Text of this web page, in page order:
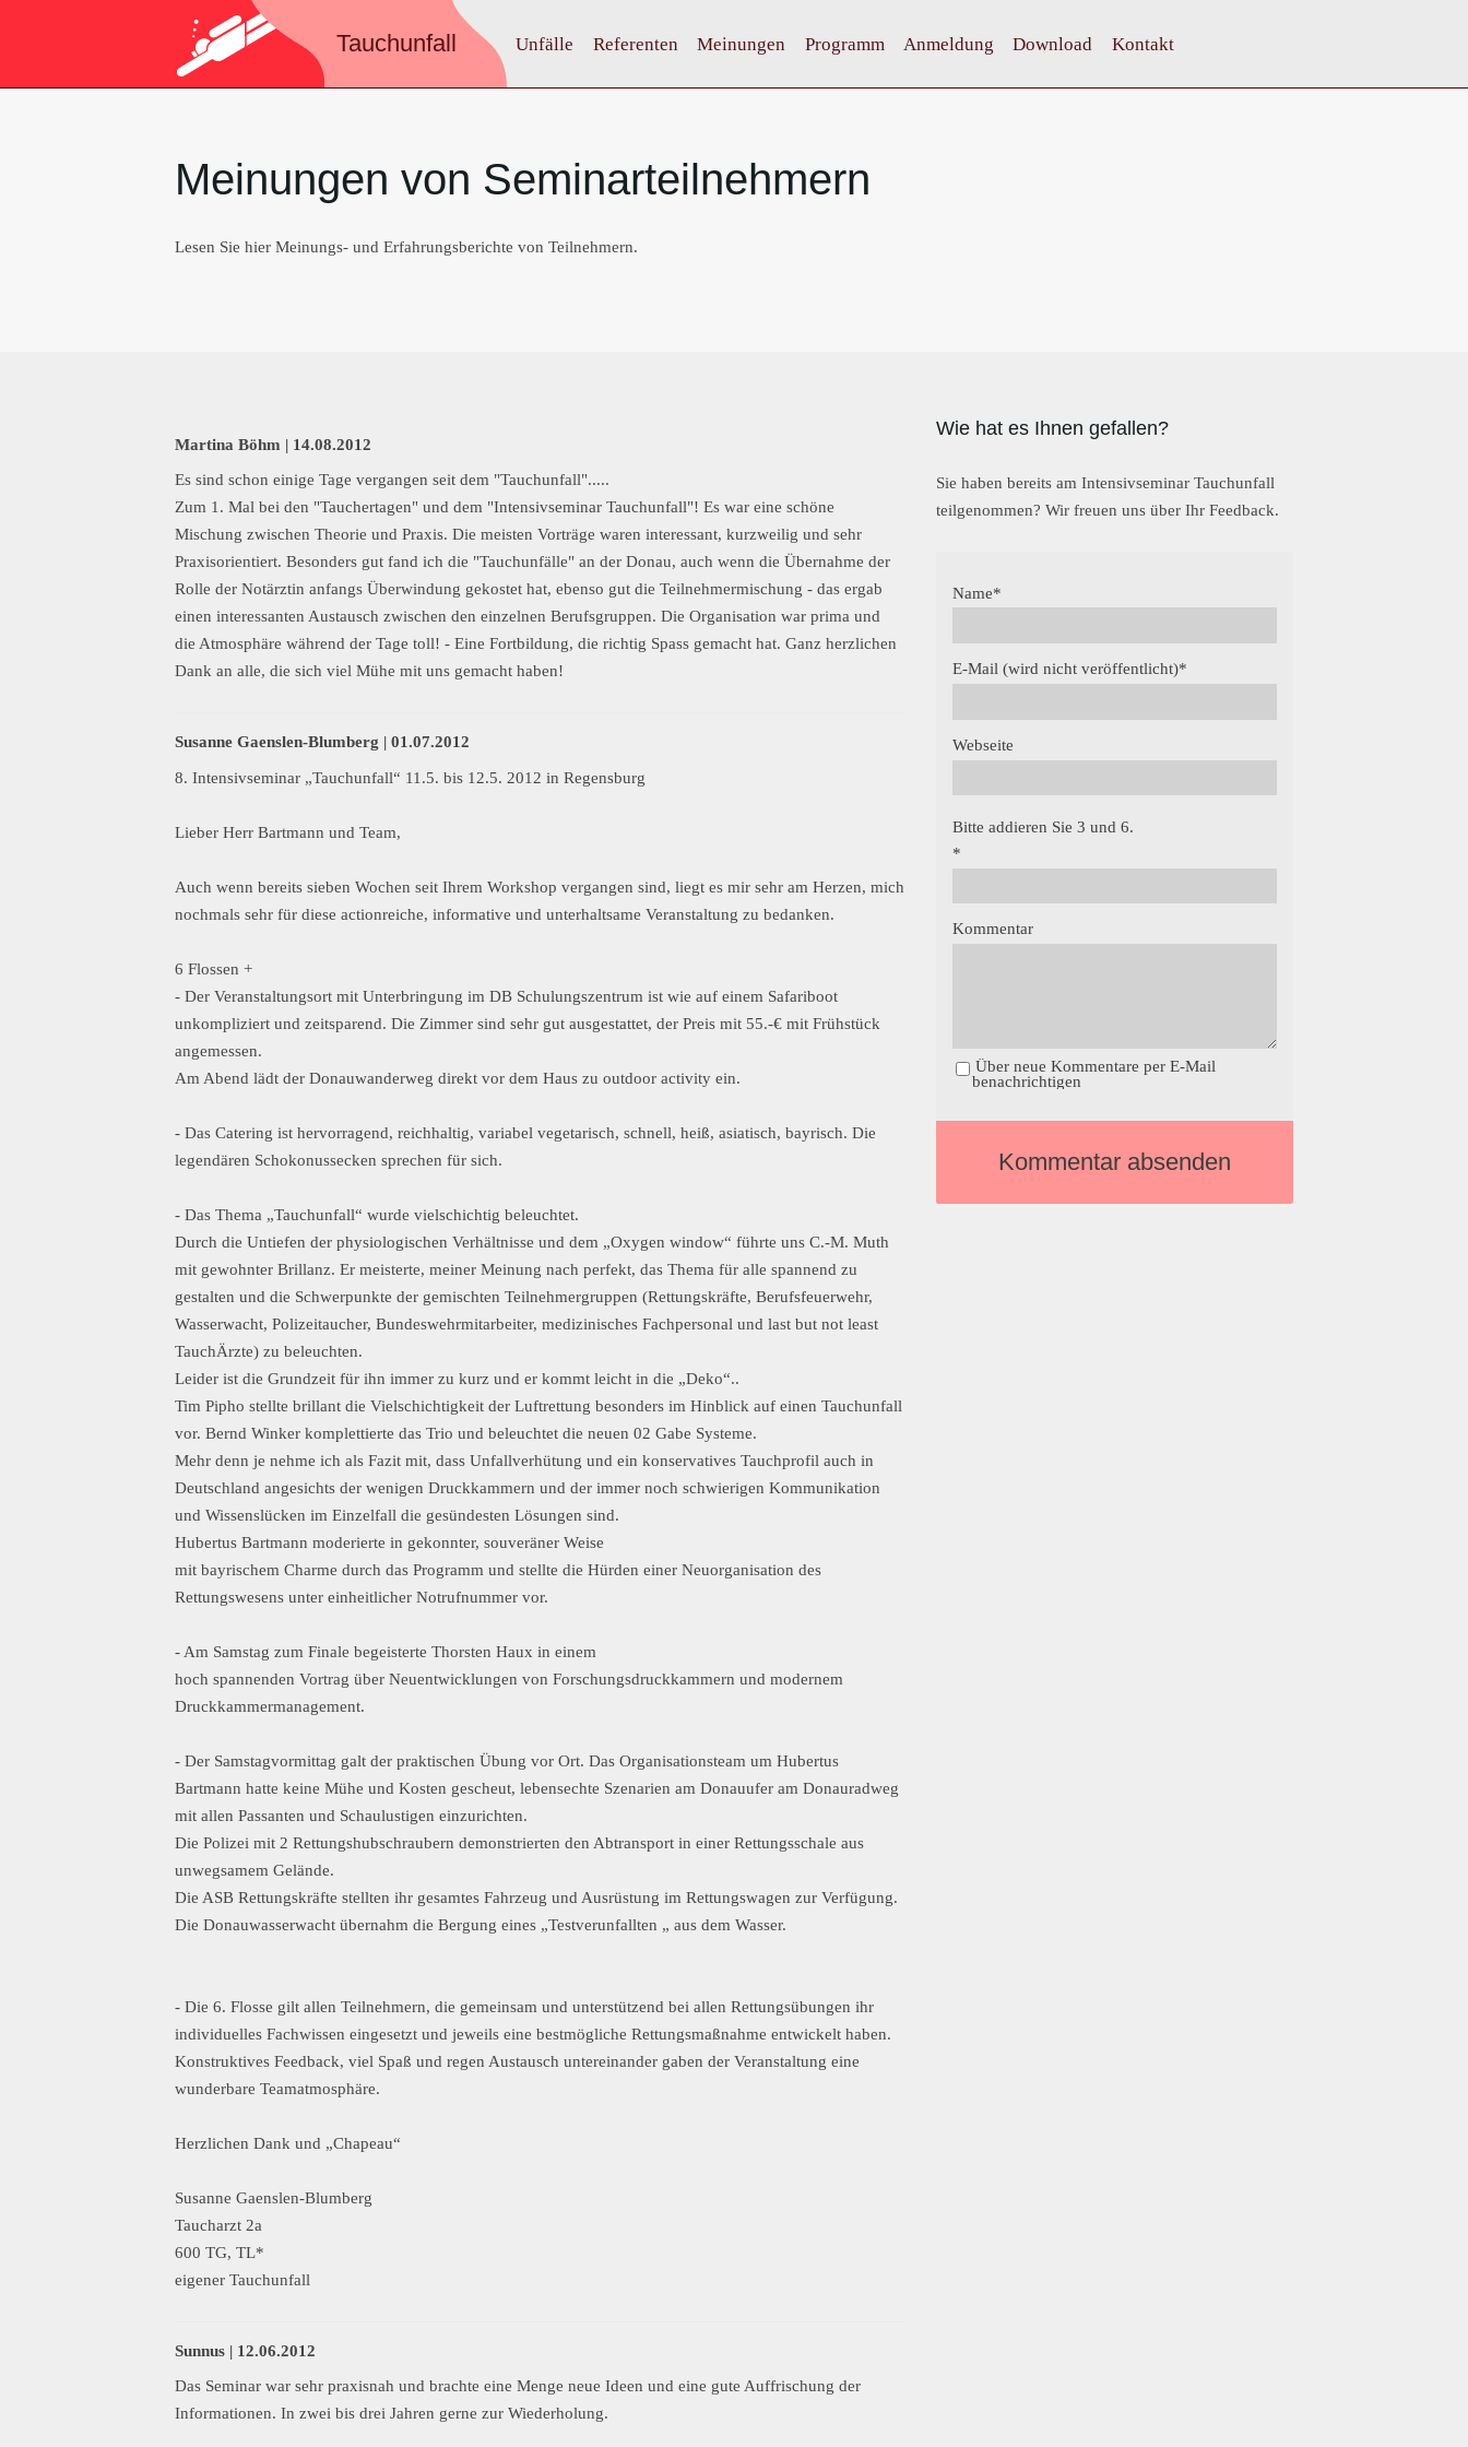
Tauchunfall Unfälle Referenten Meinungen Programm Anmeldung Download Kontakt
Meinungen von Seminarteilnehmern
Lesen Sie hier Meinungs- und Erfahrungsberichte von Teilnehmern.
Martina Böhm | 14.08.2012
Es sind schon einige Tage vergangen seit dem "Tauchunfall".....
Zum 1. Mal bei den "Tauchertagen" und dem "Intensivseminar Tauchunfall"! Es war eine schöne
Mischung zwischen Theorie und Praxis. Die meisten Vorträge waren interessant, kurzweilig und sehr
Praxisorientiert. Besonders gut fand ich die "Tauchunfälle" an der Donau, auch wenn die Übernahme der
Rolle der Notärztin anfangs Überwindung gekostet hat, ebenso gut die Teilnehmermischung - das ergab
einen interessanten Austausch zwischen den einzelnen Berufsgruppen. Die Organisation war prima und
die Atmosphäre während der Tage toll! - Eine Fortbildung, die richtig Spass gemacht hat. Ganz herzlichen
Dank an alle, die sich viel Mühe mit uns gemacht haben!
Susanne Gaenslen-Blumberg | 01.07.2012
8. Intensivseminar „Tauchunfall“ 11.5. bis 12.5. 2012 in Regensburg
Lieber Herr Bartmann und Team,
Auch wenn bereits sieben Wochen seit Ihrem Workshop vergangen sind, liegt es mir sehr am Herzen, mich
nochmals sehr für diese actionreiche, informative und unterhaltsame Veranstaltung zu bedanken.
6 Flossen +
- Der Veranstaltungsort mit Unterbringung im DB Schulungszentrum ist wie auf einem Safariboot
unkompliziert und zeitsparend. Die Zimmer sind sehr gut ausgestattet, der Preis mit 55.-€ mit Frühstück
angemessen.
Am Abend lädt der Donauwanderweg direkt vor dem Haus zu outdoor activity ein.
- Das Catering ist hervorragend, reichhaltig, variabel vegetarisch, schnell, heiß, asiatisch, bayrisch. Die
legendären Schokonussecken sprechen für sich.
- Das Thema „Tauchunfall“ wurde vielschichtig beleuchtet.
Durch die Untiefen der physiologischen Verhältnisse und dem „Oxygen window“ führte uns C.-M. Muth
mit gewohnter Brillanz. Er meisterte, meiner Meinung nach perfekt, das Thema für alle spannend zu
gestalten und die Schwerpunkte der gemischten Teilnehmergruppen (Rettungskräfte, Berufsfeuerwehr,
Wasserwacht, Polizeitaucher, Bundeswehrmitarbeiter, medizinisches Fachpersonal und last but not least
TauchÄrzte) zu beleuchten.
Leider ist die Grundzeit für ihn immer zu kurz und er kommt leicht in die „Deko“..
Tim Pipho stellte brillant die Vielschichtigkeit der Luftrettung besonders im Hinblick auf einen Tauchunfall
vor. Bernd Winker komplettierte das Trio und beleuchtet die neuen 02 Gabe Systeme.
Mehr denn je nehme ich als Fazit mit, dass Unfallverhütung und ein konservatives Tauchprofil auch in
Deutschland angesichts der wenigen Druckkammern und der immer noch schwierigen Kommunikation
und Wissenslücken im Einzelfall die gesündesten Lösungen sind.
Hubertus Bartmann moderierte in gekonnter, souveräner Weise
mit bayrischem Charme durch das Programm und stellte die Hürden einer Neuorganisation des
Rettungswesens unter einheitlicher Notrufnummer vor.
- Am Samstag zum Finale begeisterte Thorsten Haux in einem
hoch spannenden Vortrag über Neuentwicklungen von Forschungsdruckkammern und modernem
Druckkammermanagement.
- Der Samstagvormittag galt der praktischen Übung vor Ort. Das Organisationsteam um Hubertus
Bartmann hatte keine Mühe und Kosten gescheut, lebensechte Szenarien am Donauufer am Donauradweg
mit allen Passanten und Schaulustigen einzurichten.
Die Polizei mit 2 Rettungshubschraubern demonstrierten den Abtransport in einer Rettungsschale aus
unwegsamem Gelände.
Die ASB Rettungskräfte stellten ihr gesamtes Fahrzeug und Ausrüstung im Rettungswagen zur Verfügung.
Die Donauwasserwacht übernahm die Bergung eines „Testverunfallten „ aus dem Wasser.
- Die 6. Flosse gilt allen Teilnehmern, die gemeinsam und unterstützend bei allen Rettungsübungen ihr
individuelles Fachwissen eingesetzt und jeweils eine bestmögliche Rettungsmaßnahme entwickelt haben.
Konstruktives Feedback, viel Spaß und regen Austausch untereinander gaben der Veranstaltung eine
wunderbare Teamatmosphäre.
Herzlichen Dank und „Chapeau“
Susanne Gaenslen-Blumberg
Taucharzt 2a
600 TG, TL*
eigener Tauchunfall
Sunnus | 12.06.2012
Das Seminar war sehr praxisnah und brachte eine Menge neue Ideen und eine gute Auffrischung der
Informationen. In zwei bis drei Jahren gerne zur Wiederholung.
Wie hat es Ihnen gefallen?
Sie haben bereits am Intensivseminar Tauchunfall
teilgenommen? Wir freuen uns über Ihr Feedback.
Name*
E-Mail (wird nicht veröffentlicht)*
Webseite
Bitte addieren Sie 3 und 6.
*
Kommentar
Über neue Kommentare per E-Mail
benachrichtigen